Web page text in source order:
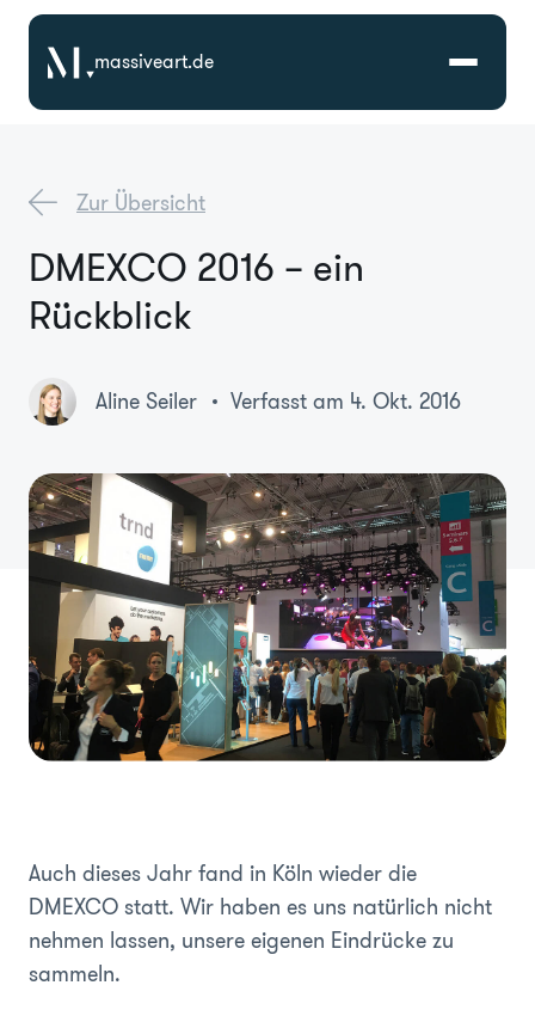
massiveart.de
Referenzen
Branchen
Über Uns
Zur Übersicht
DMEXCO 2016 – ein
Rückblick
Aline Seiler Verfasst am 4. Okt. 2016
Auch dieses Jahr fand in Köln wieder die
DMEXCO statt. Wir haben es uns natürlich nicht
nehmen lassen, unsere eigenen Eindrücke zu
sammeln.